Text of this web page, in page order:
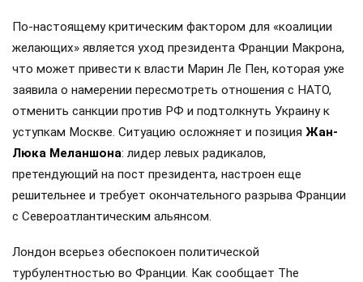
По-настоящему критическим фактором для «коалиции
желающих» является уход президента Франции Макрона,
что может привести к власти Марин Ле Пен, которая уже
заявила о намерении пересмотреть отношения с НАТО,
отменить санкции против РФ и подтолкнуть Украину к
уступкам Москве. Ситуацию осложняет и позиция Жан-
Люка Меланшона: лидер левых радикалов,
претендующий на пост президента, настроен еще
решительнее и требует окончательного разрыва Франции
с Североатлантическим альянсом.
Лондон всерьез обеспокоен политической
турбулентностью во Франции. Как сообщает The